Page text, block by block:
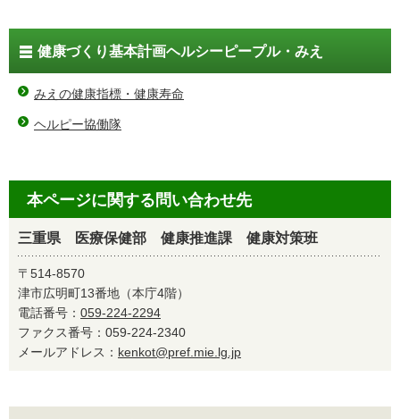
健康づくり基本計画ヘルシーピープル・みえ
みえの健康指標・健康寿命
ヘルピー協働隊
本ページに関する問い合わせ先
三重県 医療保健部 健康推進課 健康対策班
〒514-8570
津市広明町13番地（本庁4階）
電話番号： 059-224-2294
ファクス番号：059-224-2340
メールアドレス： kenkot@pref.mie.lg.jp